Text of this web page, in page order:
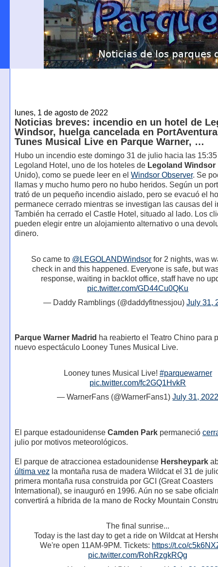
lunes, 1 de agosto de 2022
Noticias breves: incendio en un hotel de
Windsor, huelga cancelada en
Tunes Musical Live en Parque Warner, …
Hubo un incendio este domingo 31 de julio hacia las
Legoland Hotel, uno de los hoteles de Legoland Windsor
Unido), como se puede leer en el Windsor Observer. Se
llamas y mucho humo pero no hubo heridos. Según un
trató de un pequeño incendio aislado, pero se evacuó el
permanece cerrado mientras se investigan las causas del
También ha cerrado el Castle Hotel, situado al lado. Los
pueden elegir entre un alojamiento alternativo o una
dinero.
So came to @LEGOLANDWindsor for 2 nights, was
check in and this happened. Everyone is safe, but
response, waiting in backlot office, staff have no
pic.twitter.com/GD44Cu0QKu
— Daddy Ramblings (@daddyfitnessjou) July 31,
Parque Warner Madrid ha reabierto el Teatro Chino para
nuevo espectáculo Looney Tunes Musical Live.
Looney tunes Musical Live! #parquewarner
pic.twitter.com/fc2GQ1HvkR
— WarnerFans (@WarnerFans1)July 31,
El parque estadounidense Camden Parkpermaneció
julio por motivos meteorológicos.
El parque de atraccionea estadounidense Hersheypark
última vez la montaña rusa de madera Wildcat el 31 de
primera montaña rusa construida por GCI (Great Coasters
International), se inauguró en 1996. Aún no se sabe
convertirá a híbrida de la mano de Rocky Mountain
The final sunrise...
Today is the last day to get a ride on Wildcat at
We're open 11AM-9PM. Tickets: https://t.co/
pic.twitter.com/RohRzgkRQg